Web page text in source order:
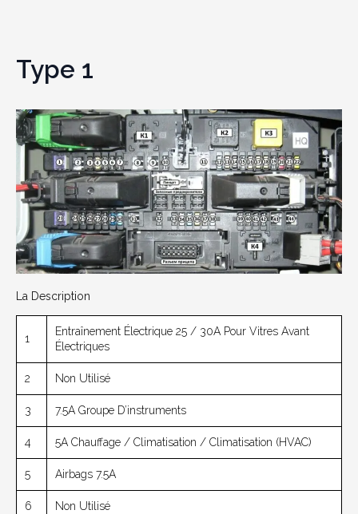
Type 1
La Description
1
Entraînement Électrique 25 / 30A Pour Vitres Avant
Électriques
2 Non Utilisé
3 7.5A Groupe D’instruments
4 5A Chauffage / Climatisation / Climatisation (HVAC)
5 Airbags 7.5A
6 Non Utilisé